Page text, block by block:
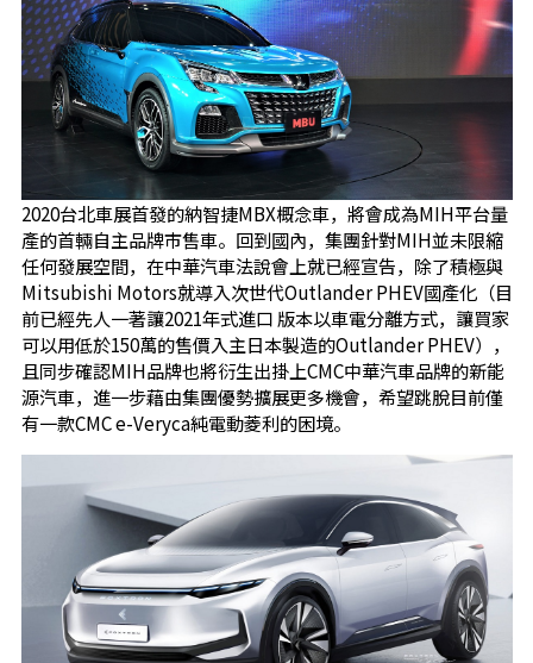
2020台北車展首發的納智捷MBX概念車，將會成為MIH平台量
產的首輛自主品牌市售車。回到國內，集團針對MIH並未限縮
任何發展空間，在中華汽車法說會上就已經宣告，除了積極與
Mitsubishi Motors就導入次世代Outlander PHEV國產化（目
前已經先人一著讓2021年式進口 版本以車電分離方式，讓買家
可以用低於150萬的售價入主日本製造的Outlander PHEV），
且同步確認MIH品牌也將衍生出掛上CMC中華汽車品牌的新能
源汽車，進一步藉由集團優勢擴展更多機會，希望跳脫目前僅
有一款CMC e-Veryca純電動菱利的困境。